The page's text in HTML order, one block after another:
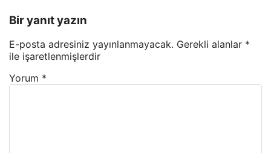
Bir yanıt yazın
E-posta adresiniz yayınlanmayacak. Gerekli alanlar *
ile işaretlenmişlerdir
Yorum *